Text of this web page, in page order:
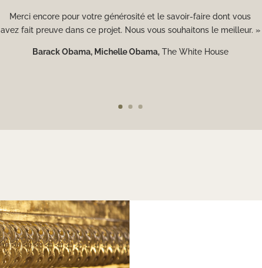
Merci encore pour votre générosité et le savoir-faire dont vous
avez fait preuve dans ce projet. Nous vous souhaitons le meilleur. »
Barack Obama, Michelle Obama,The White House